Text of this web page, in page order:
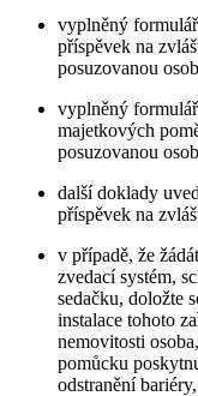
vyplněný
příspěvek na
posuzovanou
vyplněný
majetkových
posuzovanou
další doklady
příspěvek na
v případě, že
zvedací systém,
sedačku, doložte
instalace tohoto
nemovitosti
pomůcku
odstranění